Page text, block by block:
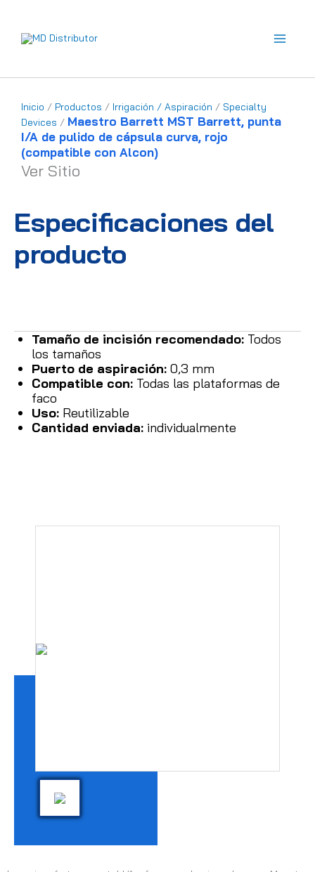
contenido
Inicio / Productos / Irrigación / Aspiración / Specialty
Devices / Maestro Barrett MST Barrett, punta
I/A de pulido de cápsula curva, rojo
(compatible con Alcon)
Ver Sitio
Especificaciones del
producto
Tamaño de incisión recomendado: Todos
los tamaños
Puerto de aspiración: 0,3 mm
Compatible con: Todas las plataformas de
faco
Uso: Reutilizable
Cantidad enviada: individualmente